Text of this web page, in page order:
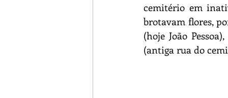
cemitério em
brotavam flores,
(hoje João
(antiga rua do